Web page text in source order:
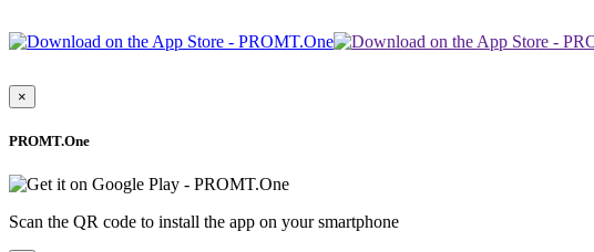
×
PROMT.One
Scan the QR code to install the app on your smartphone